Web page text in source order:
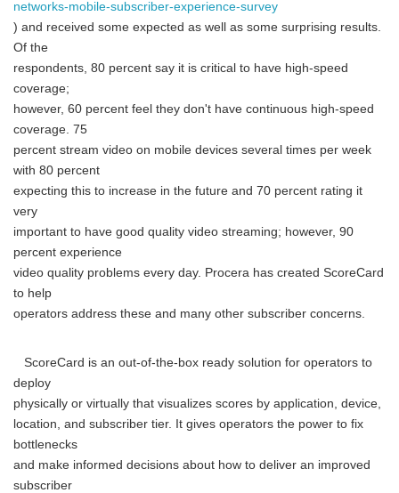
networks-mobile-subscriber-experience-survey
) and received some expected as well as some surprising results.
Of the
respondents, 80 percent say it is critical to have high-speed
coverage;
however, 60 percent feel they don't have continuous high-speed
coverage. 75
percent stream video on mobile devices several times per week
with 80 percent
expecting this to increase in the future and 70 percent rating it
very
important to have good quality video streaming; however, 90
percent experience
video quality problems every day. Procera has created ScoreCard
to help
operators address these and many other subscriber concerns.
ScoreCard is an out-of-the-box ready solution for operators to
deploy
physically or virtually that visualizes scores by application, device,
location, and subscriber tier. It gives operators the power to fix
bottlenecks
and make informed decisions about how to deliver an improved
subscriber